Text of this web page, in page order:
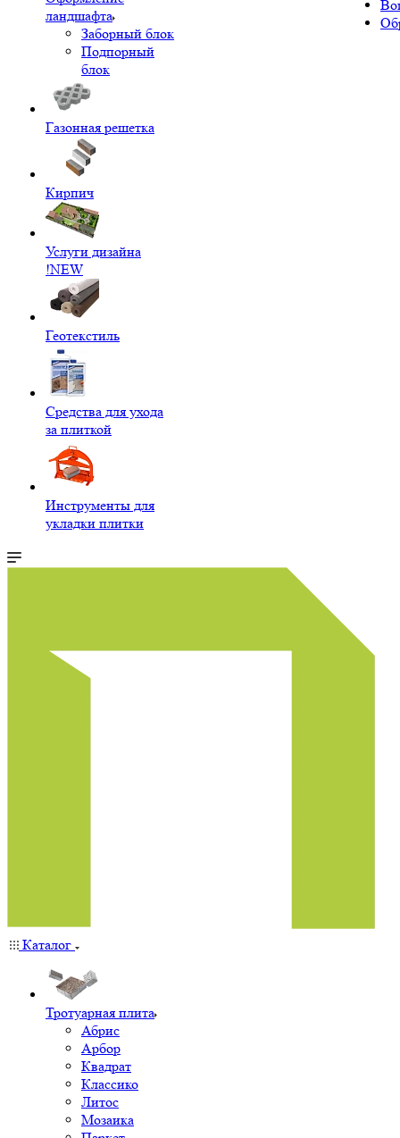
ландшафта
Заборный блок
Подпорный
блок
Газонная решетка
Кирпич
Услуги дизайна
!NEW
Геотекстиль
Средства для ухода
за плиткой
Инструменты для
укладки плитки
Каталог
Тротуарная плита
Абрис
Арбор
Квадрат
Классико
Литос
Мозаика